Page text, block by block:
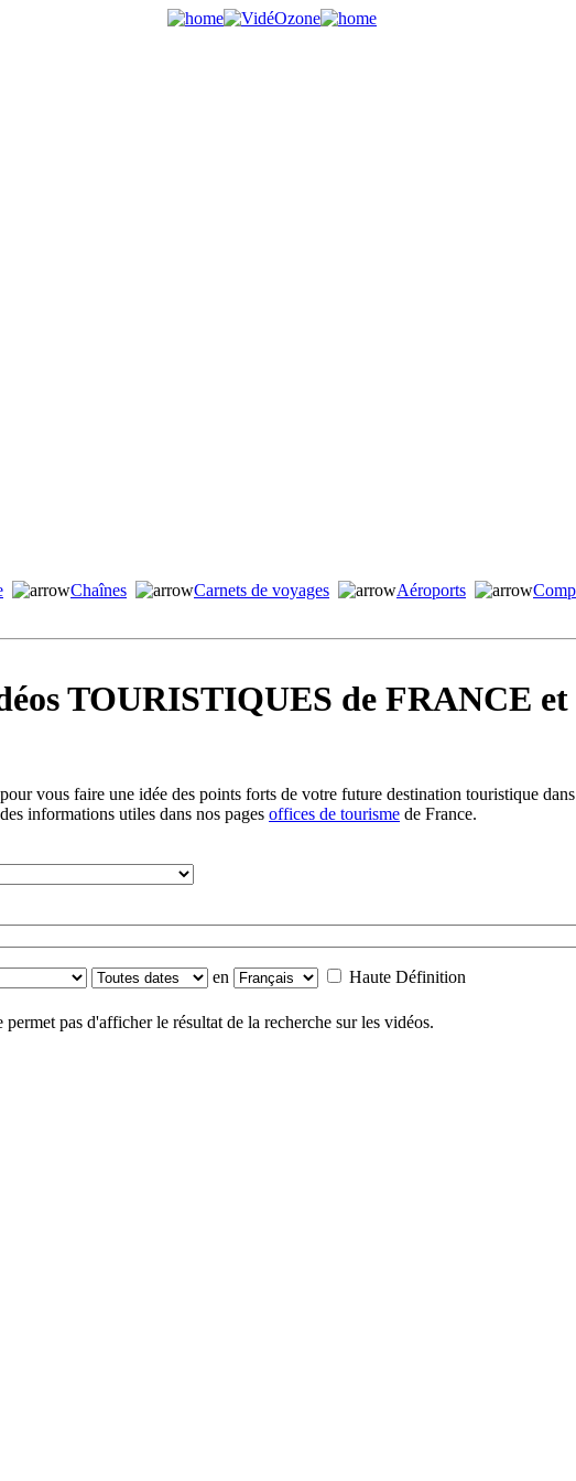
Chaînes Carnets de voyages Aéroports
TOURISTIQUES de FRANCE et
vous faire une idée des points forts de votre future destination touristique
informations utiles dans nos pages offices de tourisme de France.
en Haute Définition
pas d'afficher le résultat de la recherche sur les vidéos.